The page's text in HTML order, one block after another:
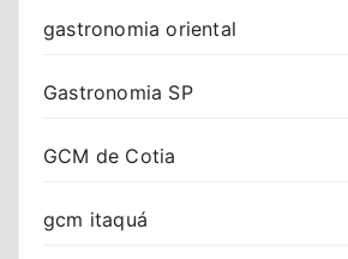
gastronomia oriental
Gastronomia SP
GCM de Cotia
gcm itaquá